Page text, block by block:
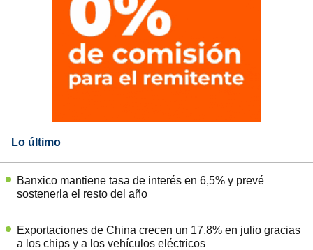
Lo último
Banxico mantiene tasa de interés en 6,5% y prevé
sostenerla el resto del año
Exportaciones de China crecen un 17,8% en julio gracias
a los chips y a los vehículos eléctricos